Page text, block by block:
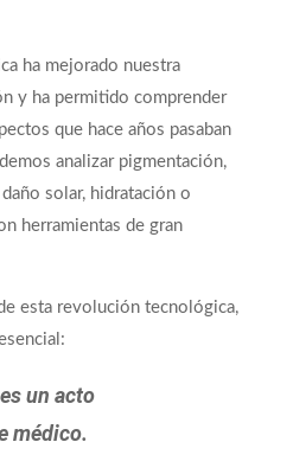
ha mejorado nuestra
y ha permitido comprender
que hace años pasaban
analizar pigmentación,
solar, hidratación o
herramientas de gran
esta revolución tecnológica,
un acto
médico.